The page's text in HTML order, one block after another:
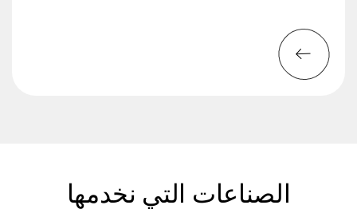
الصناعات التي نخدمها